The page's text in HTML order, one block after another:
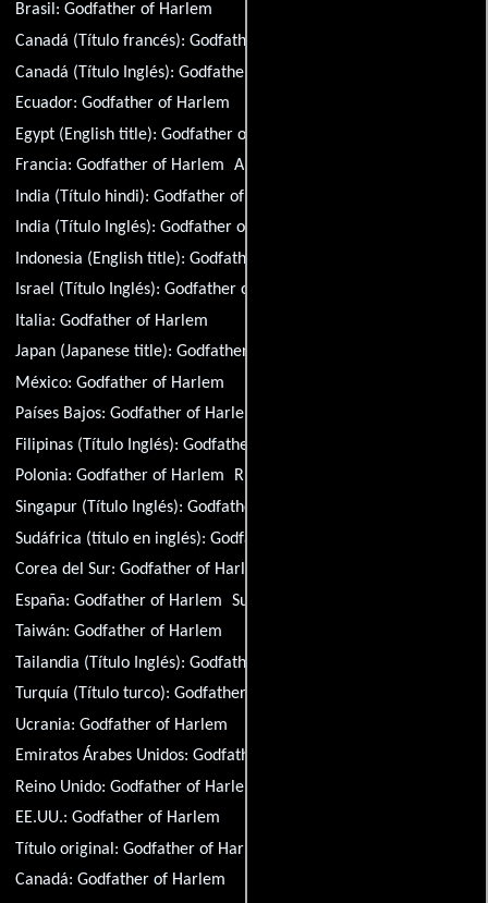
Brasil:Godfather of Harlem
Canadá (Título francés):Godfather of Harlem
Canadá (Título Inglés):Godfather of Harlem
Ecuador:Godfather of Harlem
Egypt (English title):Godfather of Harlem
Francia:Godfather of Harlem Alemania:
India (Título hindi):Godfather of Harlem
India (Título Inglés):Godfather of Harlem
Indonesia (English title):Godfather of Harlem
Israel (Título Inglés):Godfather of Harlem
Italia:Godfather of Harlem
Japan (Japanese title):Godfather of Harlem
México:Godfather of Harlem
Países Bajos:Godfather of Harlem
Filipinas (Título Inglés):Godfather of Harlem
Polonia:Godfather of Harlem Rusia:
Singapur (Título Inglés):Godfather of Harlem
Sudáfrica (título en inglés):Godfather of Harlem
Corea del Sur:Godfather of Harlem
España:Godfather of Harlem Suecia:
Taiwán:Godfather of Harlem
Tailandia (Título Inglés):Godfather of Harlem
Turquía (Título turco):Godfather of Harlem
Ucrania:Godfather of Harlem
Emiratos Árabes Unidos:Godfather of Harlem
Reino Unido:Godfather of Harlem
EE.UU.:Godfather of Harlem
Título original:Godfather of Harlem
Canadá:Godfather of Harlem